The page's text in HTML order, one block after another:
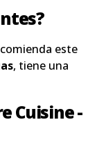
este
, tiene una
Cuisine -